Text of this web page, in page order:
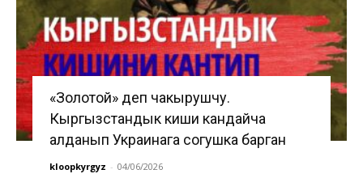
«Золотой» деп чакырушчу.
Кыргызстандык киши кандайча
алданып Украинага согушка барган
kloopkyrgyz - 04/06/2026